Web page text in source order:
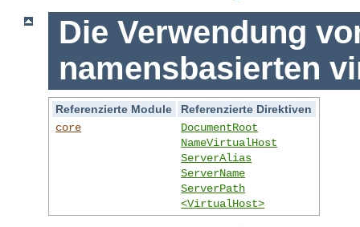
Die Verwendung
namensbasierten
Referenzierte Module
Referenzierte Direktiven
core
DocumentRoot
NameVirtualHost
ServerAlias
ServerName
ServerPath
<VirtualHost>